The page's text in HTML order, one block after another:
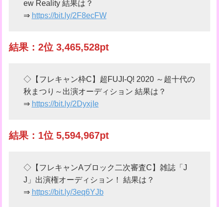
ew Reality 結果は？
⇒ https://bit.ly/2F8ecFW
結果：2位 3,465,528pt
◇【フレキャン枠C】超FUJI-Q! 2020 ～超十代の
秋まつり～出演オーディション 結果は？
⇒ https://bit.ly/2DyxjIe
結果：1位 5,594,967pt
◇【フレキャンAブロック二次審査C】雑誌「J
J」出演権オーディション！ 結果は？
⇒ https://bit.ly/3eq6YJb